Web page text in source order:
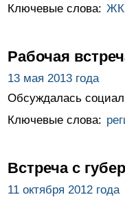
Ключевые слова:
Рабочая
13 мая 2013 года
Обсуждалась
Ключевые слова:
Встреча с
11 октября 2012 года